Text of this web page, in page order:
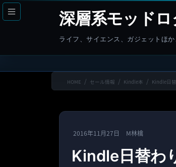
コ
ン
へ
ナ
ビ
ョ
深層系モッド
ライフ、サイエンス、ガジェットほ
HOME セール情報 Kindle本 Kindle日
2016年11月27日 M林檎
Kindle日替わ